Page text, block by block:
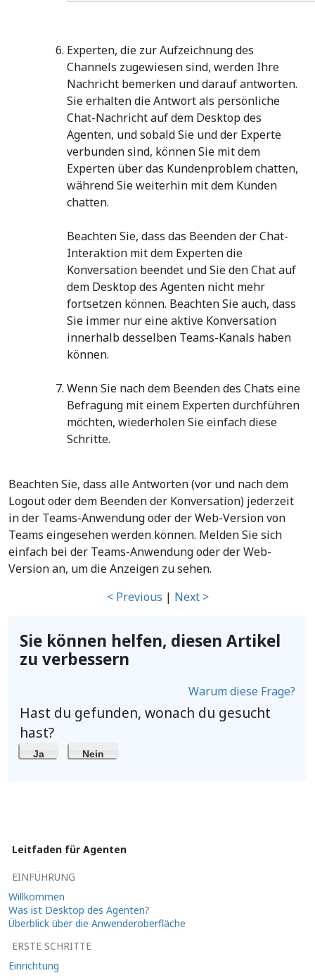
Experten, die zur Aufzeichnung des
Channels zugewiesen sind, werden Ihre
Nachricht bemerken und darauf antworten.
Sie erhalten die Antwort als persönliche
Chat-Nachricht auf dem Desktop des
Agenten, und sobald Sie und der Experte
verbunden sind, können Sie mit dem
Experten über das Kundenproblem chatten,
während Sie weiterhin mit dem Kunden
chatten.
Beachten Sie, dass das Beenden der Chat-
Interaktion mit dem Experten die
Konversation beendet und Sie den Chat auf
dem Desktop des Agenten nicht mehr
fortsetzen können. Beachten Sie auch, dass
Sie immer nur eine aktive Konversation
innerhalb desselben Teams-Kanals haben
können.
Wenn Sie nach dem Beenden des Chats eine
Befragung mit einem Experten durchführen
möchten, wiederholen Sie einfach diese
Schritte.
Beachten Sie, dass alle Antworten (vor und nach dem
Logout oder dem Beenden der Konversation) jederzeit
in der Teams-Anwendung oder der Web-Version von
Teams eingesehen werden können. Melden Sie sich
einfach bei der Teams-Anwendung oder der Web-
Version an, um die Anzeigen zu sehen.
< Previous | Next >
Sie können helfen, diesen Artikel
zu verbessern
Warum diese Frage?
Hast du gefunden, wonach du gesucht
hast?
Ja Nein
Leitfaden für Agenten
EINFÜHRUNG
Willkommen
Was ist Desktop des Agenten?
Überblick über die Anwenderoberfläche
ERSTE SCHRITTE
Einrichtung